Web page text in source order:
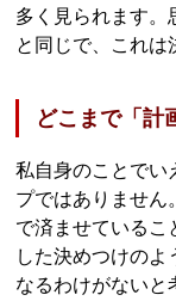
多く見られます。
と同じで、これは
どこまで「計
私自身のことでい
プではありません
で済ませているこ
した決めつけの
なるわけがないと